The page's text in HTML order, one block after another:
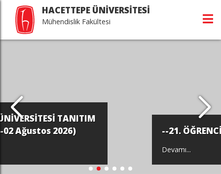
HACETTEPE ÜNİVERSİTESİ
Mühendislik Fakültesi
--21. ÖĞRENCİ PROJE SERGİSİ--